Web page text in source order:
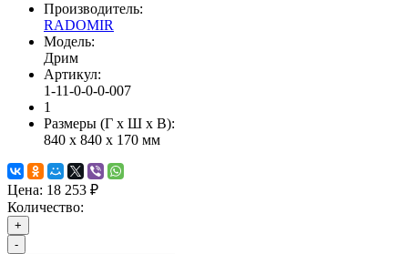
Производитель:
RADOMIR
Модель:
Дрим
Артикул:
1-11-0-0-0-007
1
Размеры (Г x Ш x В):
840 x 840 x 170 мм
Цена: 18 253 ₽
Количество:
+
-